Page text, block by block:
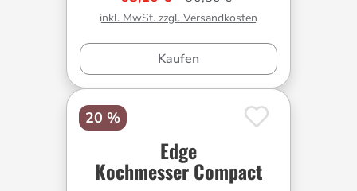
inkl. MwSt. zzgl. Versandkosten
Kaufen
20 %
Edge
Kochmesser Compact